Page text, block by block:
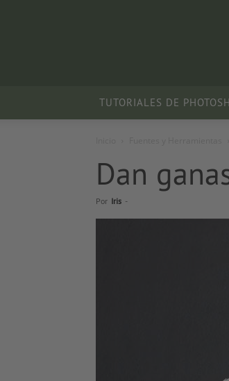
TUTORIALES DE
Dan
Por Iris -